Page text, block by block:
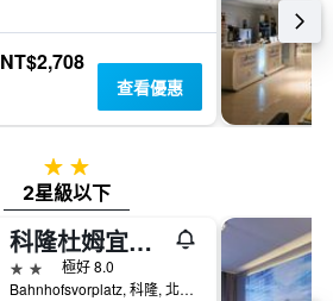
NT$2,708
查看優惠
2星級
2星級以下
科隆杜姆宜必思酒店
2星級
極好 8.0
Bahnhofsvorplatz, 科隆, 北萊茵-威斯特法倫邦, 德國